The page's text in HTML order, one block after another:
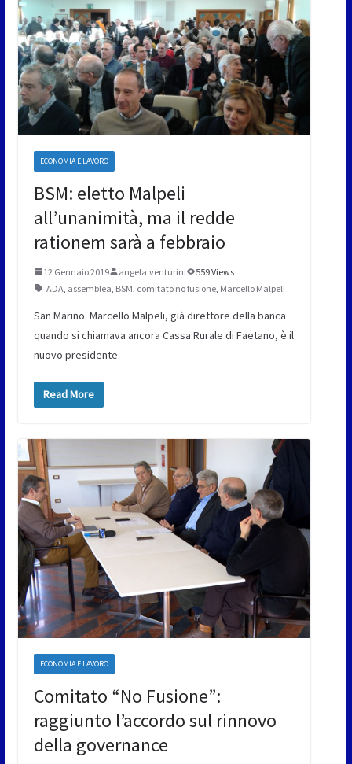
ECONOMIA E LAVORO
BSM: eletto Malpeli
all’unanimità, ma il redde
rationem sarà a febbraio
12 Gennaio 2019 angela.venturini
559 Views
ADA assemblea BSM comitato no fusione, Marcello Malpeli
San Marino. Marcello Malpeli, già direttore della banca
quando si chiamava ancora Cassa Rurale di Faetano, è il
nuovo presidente
Read More
ECONOMIA E LAVORO
Comitato “No Fusione”:
raggiunto l’accordo sul rinnovo
della governance